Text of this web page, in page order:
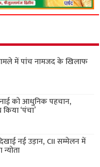
में पांच नामजद के खिलाफ
को आधुनिक पहचान,
‘पंचा’
दिखाई नई उड़ान, CII सम्मेलन में